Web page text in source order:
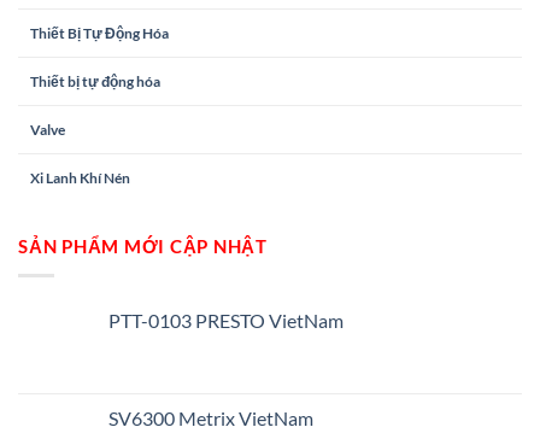
Thiết Bị Tự Động Hóa
Thiết bị tự động hóa
Valve
Xi Lanh Khí Nén
SẢN PHẨM MỚI CẬP NHẬT
PTT-0103 PRESTO VietNam
SV6300 Metrix VietNam